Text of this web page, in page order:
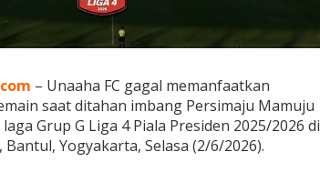
– Unaaha FC gagal memanfaatkan
saat ditahan imbang Persimaju Mamuju
Grup G Liga 4 Piala Presiden 2025/2026 di
Yogyakarta, Selasa (2/6/2026).